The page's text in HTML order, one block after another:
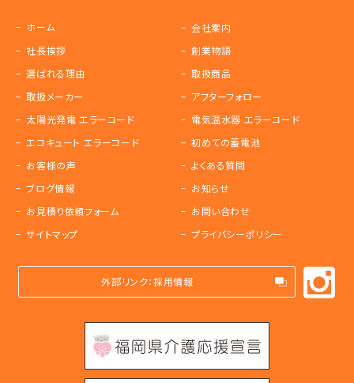
ホーム
会社案内
社長挨拶
創業物語
選ばれる理由
取扱商品
取扱メーカー
アフターフォロー
太陽光発電 エラーコード
電気温水器 エラーコード
エコキュート エラーコード
初めての蓄電池
お客様の声
よくある質問
ブログ情報
お知らせ
お見積り依頼フォーム
お問い合わせ
サイトマップ
プライバシーポリシー
外部リンク：採用情報